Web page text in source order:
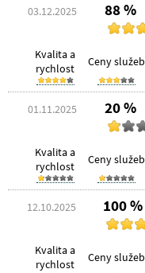
03.12.2025 88 %
Kvalita a
rychlost
Ceny služeb
01.11.2025 20 %
Kvalita a
rychlost
Ceny služeb
12.10.2025 100 %
Kvalita a
rychlost
Ceny služeb